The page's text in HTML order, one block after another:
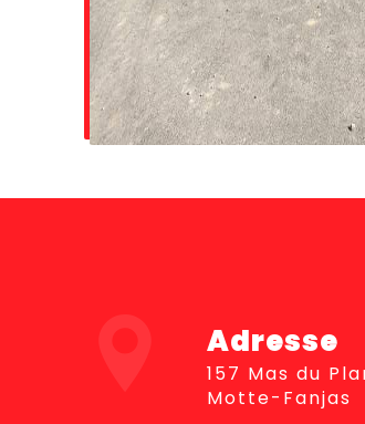
Adresse
157 Mas du Plan, 26190 La
Motte-Fanjas